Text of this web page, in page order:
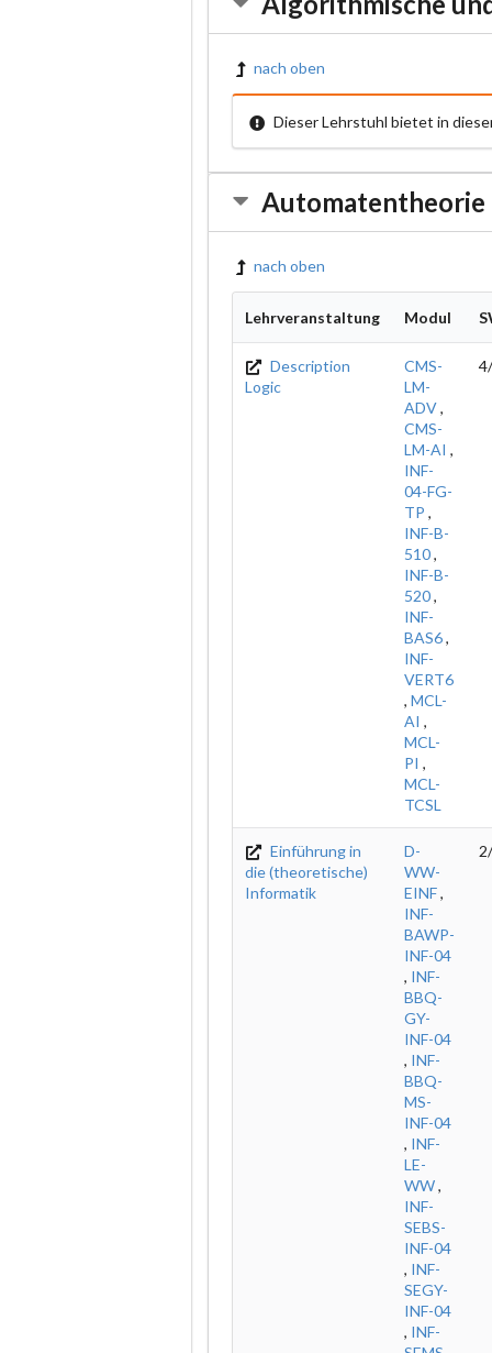
nach oben
Dieser Lehrstuhl bietet in
Automatentheorie
nach oben
Lehrveranstaltung Modul
Description
Logic
CMS-
LM-
ADV,
CMS-
LM-AI ,
INF-
04-FG-
TP ,
INF-B-
510,
INF-B-
520,
INF-
BAS6,
INF-
VERT6
, MCL-
AI ,
MCL-
PI ,
MCL-
TCSL
Einführung in
die (theoretische)
Informatik
D-
WW-
EINF,
INF-
BAWP-
INF-04
, INF-
BBQ-
GY-
INF-04
, INF-
BBQ-
MS-
INF-04
, INF-
LE-
WW,
INF-
SEBS-
INF-04
, INF-
SEGY-
INF-04
, INF-